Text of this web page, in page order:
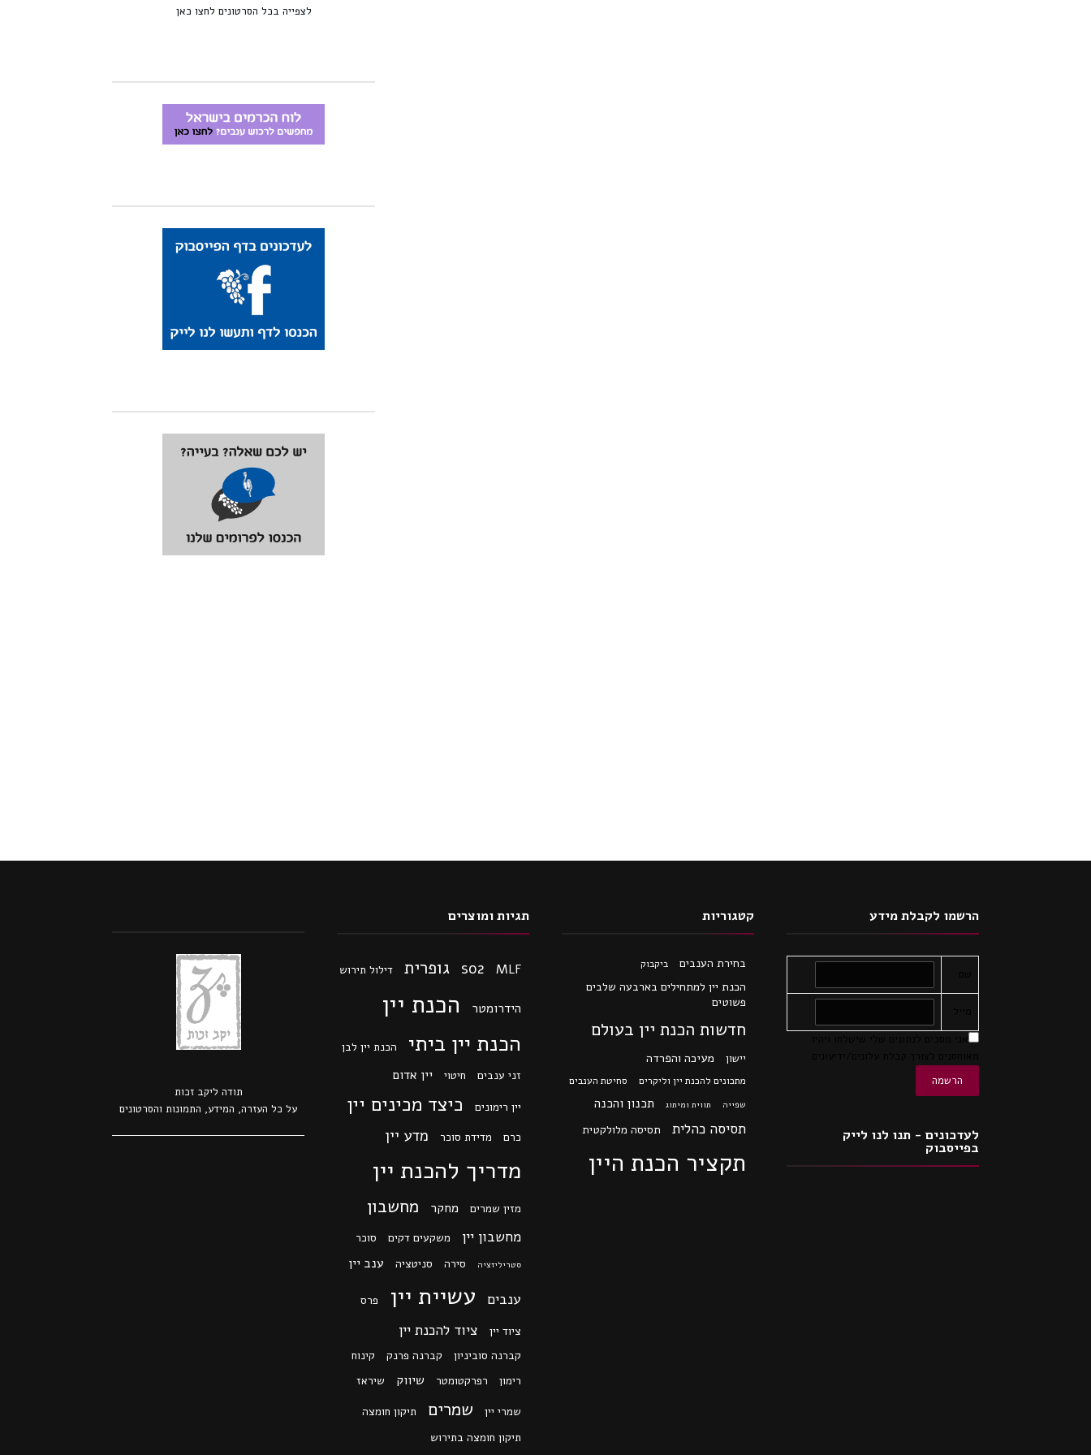
לצפייה בכל הסרטונים לחצו כאן
הרשמו לקבלת מידע
לעדכונים - תנו לנו לייק
בפייסבוק
קטגוריות
בחירת הענבים ביקבוק
הכנת יין למתחילים בארבעה שלבים
פשוטים
חדשות הכנת יין בעולם
יישון מעיכה והפרדה
מתכונים להכנת יין וליקרים סחיטת הענבים
שפייה תווית ומיתוג תכנון והכנה
תסיסה כהלית תסיסה מלולקטית
תקציר הכנת היין
תגיות ומוצרים
MLF
so2 גופרית דילול תירוש
הידרומטר הכנת יין
הכנת יין ביתי
הכנת יין לבן
זני ענבים
חיטוי יין אדום
יין רימונים כיצד מכינים יין
כרם מדידת סוכר מדע יין
מדריך להכנת יין
מזין שמרים מחקר מחשבון
מחשבון יין משקעים דקים סוכר
סטריליזציה סירה סניטציה ענב יין
ענבים עשיית יין
פרס
ציוד יין
ציוד להכנת יין
קברנה סוביניון קברנה פרנק
קינוח
רימון
רפרקטומטר שיווק
שיראז
שמרי יין
שמרים
תיקון חומצה
תיקון חומצה בתירוש
תודה ליקב זכות
על כל העזרה, המידע, התמונות והסרטונים